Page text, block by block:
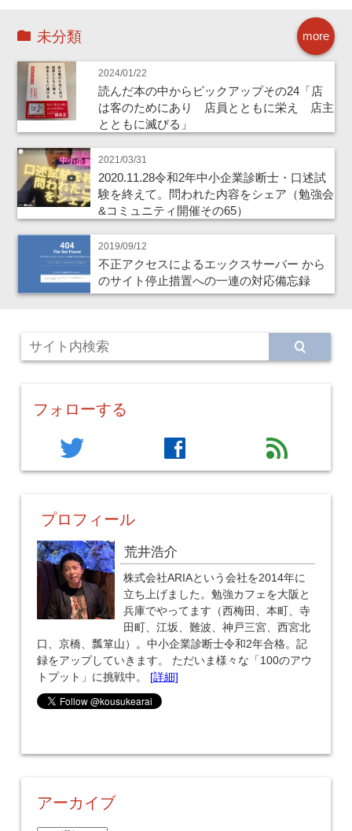
more
未分類
2024/01/22
読んだ本の中からピックアップその24「店
は客のためにあり 店員とともに栄え 店主
とともに滅びる」
2021/03/31
2020.11.28令和2年中小企業診断士・口述試
験を終えて。問われた内容をシェア（勉強会
&コミュニティ開催その65）
2019/09/12
不正アクセスによるエックスサーバー から
のサイト停止措置への一連の対応備忘録
フォローする
twitter facebook feed
プロフィール
荒井浩介
株式会社ARIAという会社を2014年に
立ち上げました。勉強カフェを大阪と
兵庫でやってます（西梅田、本町、寺
田町、江坂、難波、神戸三宮、西宮北
口、京橋、瓢箪山）。中小企業診断士令和2年合格。記
録をアップしていきます。 ただいま様々な「100のアウ
トプット」に挑戦中。
[詳細]
アーカイブ